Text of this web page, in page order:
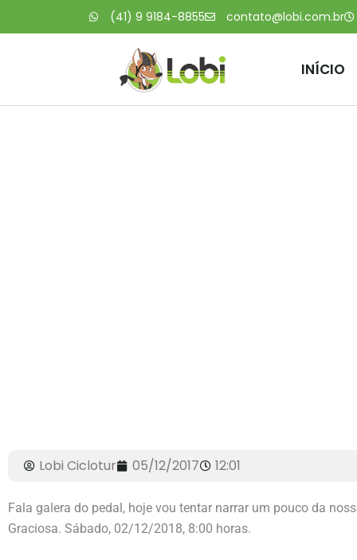
(41) 9 9184-8855 contato@lobi.com.br
INÍCIO
Lobi Ciclotur 05/12/2017 12:01
Fala galera do pedal, hoje vou tentar narrar um pouco da
Graciosa. Sábado, 02/12/2018, 8:00 horas.